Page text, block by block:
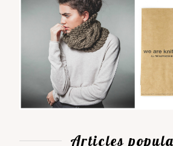
Articles